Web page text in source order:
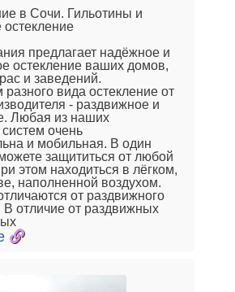
в Сочи. Гильотины и
предлагает надёжное и
остекление ваших домов,
и заведений.
вида остекление от
- раздвижное и
Любая из наших
очень
и мобильная. В один
защититься от любой
этом находиться в лёгком,
наполненной воздухом.
от раздвижного
В отличие от раздвижных